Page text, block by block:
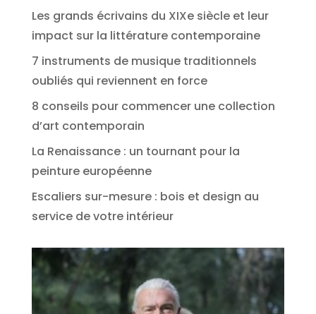
Les grands écrivains du XIXe siècle et leur
impact sur la littérature contemporaine
7 instruments de musique traditionnels
oubliés qui reviennent en force
8 conseils pour commencer une collection
d’art contemporain
La Renaissance : un tournant pour la
peinture européenne
Escaliers sur-mesure : bois et design au
service de votre intérieur